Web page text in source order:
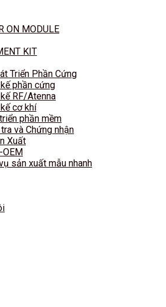
ON MODULE
KIT
Triển Phần Cứng
phần cứng
RF/Atenna
cơ khí
phần mềm
và Chứng nhận
Xuất
OEM
sản xuất mẫu nhanh